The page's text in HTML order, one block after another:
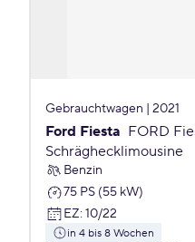
Gebrauchtwagen | 2021
Ford Fiesta FORD
Schräghecklimousine
Benzin
75 PS (55 kW)
EZ: 10/22
in 4 bis 8 Wochen